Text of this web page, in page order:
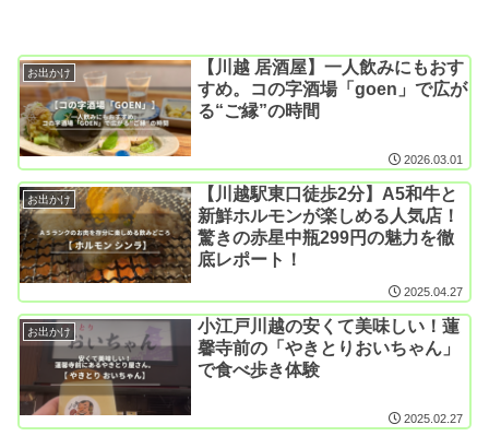
お出かけ
【川越 居酒屋】一人飲みにもおす
すめ。コの字酒場「goen」で広が
る“ご縁”の時間
2026.03.01
お出かけ
【川越駅東口徒歩2分】A5和牛と
新鮮ホルモンが楽しめる人気店！
驚きの赤星中瓶299円の魅力を徹
底レポート！
2025.04.27
お出かけ
小江戸川越の安くて美味しい！蓮
馨寺前の「やきとりおいちゃん」
で食べ歩き体験
2025.02.27